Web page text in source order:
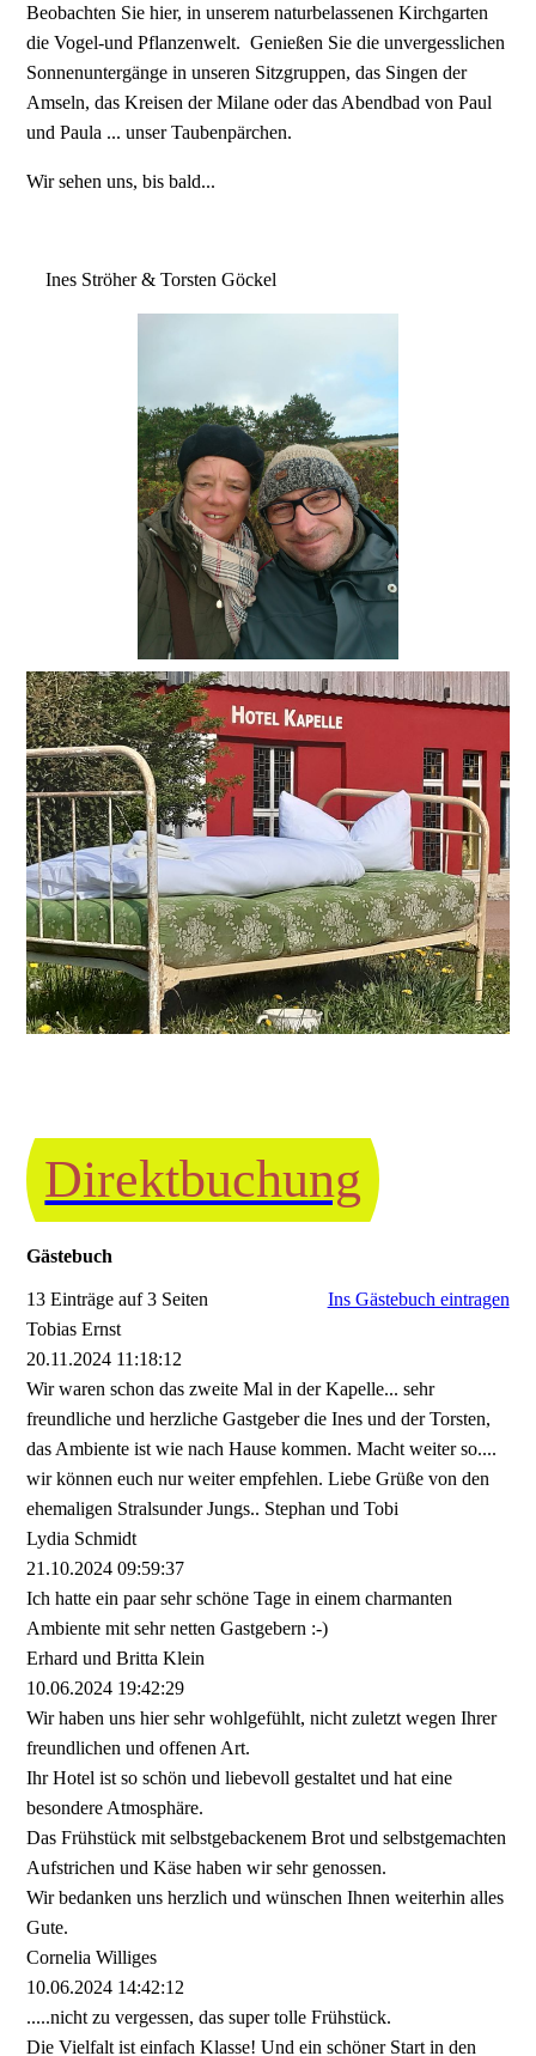
Beobachten Sie hier, in unserem naturbelassenen Kirchgarten
die Vogel-und Pflanzenwelt. Genießen Sie die unvergesslichen
Sonnenuntergänge in unseren Sitzgruppen, das Singen der
Amseln, das Kreisen der Milane oder das Abendbad von Paul
und Paula ... unser Taubenpärchen.
Wir sehen uns, bis bald...
Ines Ströher & Torsten Göckel
Direktbuchung
Gästebuch
13 Einträge auf 3 Seiten
Ins Gästebuch eintragen
Tobias Ernst
20.11.2024 11:18:12
Wir waren schon das zweite Mal in der Kapelle... sehr
freundliche und herzliche Gastgeber die Ines und der Torsten,
das Ambiente ist wie nach Hause kommen. Macht weiter so....
wir können euch nur weiter empfehlen. Liebe Grüße von den
ehemaligen Stralsunder Jungs.. Stephan und Tobi
Lydia Schmidt
21.10.2024 09:59:37
Ich hatte ein paar sehr schöne Tage in einem charmanten
Ambiente mit sehr netten Gastgebern :-)
Erhard und Britta Klein
10.06.2024 19:42:29
Wir haben uns hier sehr wohlgefühlt, nicht zuletzt wegen Ihrer
freundlichen und offenen Art.
Ihr Hotel ist so schön und liebevoll gestaltet und hat eine
besondere Atmosphäre.
Das Frühstück mit selbstgebackenem Brot und selbstgemachten
Aufstrichen und Käse haben wir sehr genossen.
Wir bedanken uns herzlich und wünschen Ihnen weiterhin alles
Gute.
Cornelia Williges
10.06.2024 14:42:12
.....nicht zu vergessen, das super tolle Frühstück.
Die Vielfalt ist einfach Klasse! Und ein schöner Start in den